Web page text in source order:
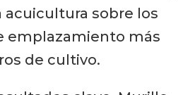
acuicultura sobre los
emplazamiento más
de cultivo.